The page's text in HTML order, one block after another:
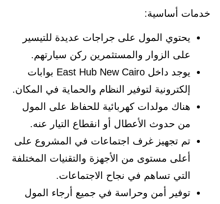
خدمات أساسية:
يحتوي المول على جراجات عديدة للتيسير
على الزوار والمستثمرين ركن سيارتهم.
يوجد داخل East Hub New Cairo بوابات
إلكترونية لتوفير النظام والحماية في المكان.
هناك مولدات كهربائية للحفاظ على المول
من حدوث الأعطال أو انقطاع التيار عنه.
تم تجهيز غرف اجتماعات في المشروع على
أعلى مستوى من الأجهزة والتقنيات المختلفة
التي تساهم في نجاح الاجتماعات.
توفير أمن وحراسة في جميع أرجاء المول